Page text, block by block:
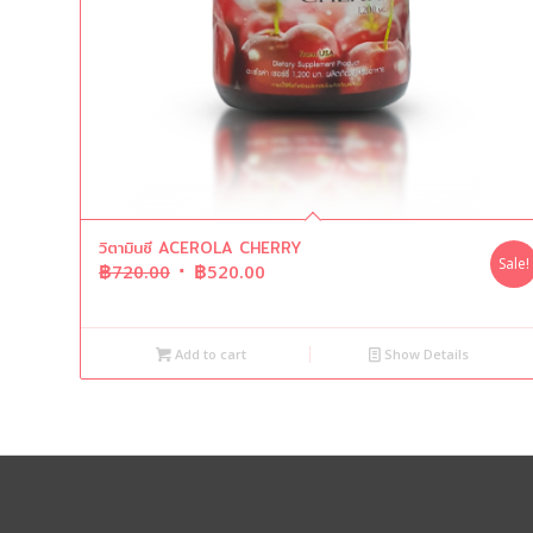
วิตามินซี ACEROLA CHERRY
฿720.00 Original
was:
฿720.00.
฿520.00
is:
Sale!
Add to cart Show Details